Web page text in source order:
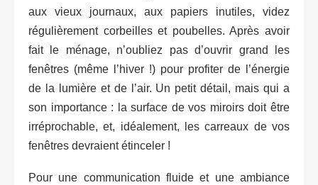
aux vieux journaux, aux papiers inutiles, videz
régulièrement corbeilles et poubelles. Après avoir
fait le ménage, n’oubliez pas d’ouvrir grand les
fenêtres (même l’hiver !) pour profiter de l’énergie
de la lumière et de l’air. Un petit détail, mais qui a
son importance : la surface de vos miroirs doit être
irréprochable, et, idéalement, les carreaux de vos
fenêtres devraient étinceler !
Pour une communication fluide et une ambiance